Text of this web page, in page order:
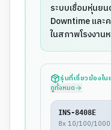
ระบบเชื่อมหุ่นย
Downtime และ
ในสภาพโรงงาน
รุ่นที่เกี่ยวข้องใ
ดูทั้งหมด
INS-8408E
8x 10/100/1000